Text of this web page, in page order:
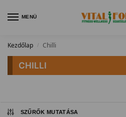
MENÜ
Kezdőlap / Chilli
CHILLI
SZŰRŐK MUTATÁSA